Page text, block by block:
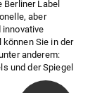
Berliner Label
aber
innovative
Sie in der
anderem:
und der Spiegel